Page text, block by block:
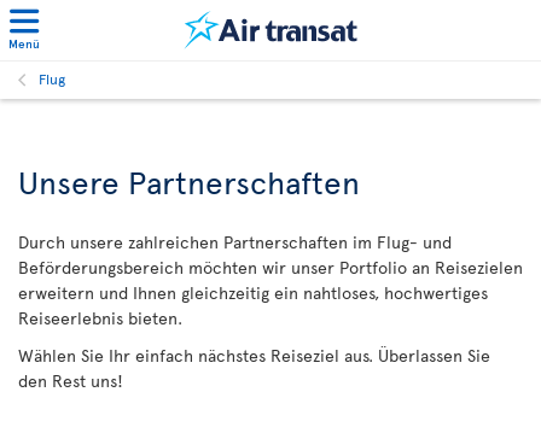
Menü
Flug
Unsere Partnerschaften
Durch unsere zahlreichen Partnerschaften im Flug- und
Beförderungsbereich möchten wir unser Portfolio an Reisezielen
erweitern und Ihnen gleichzeitig ein nahtloses, hochwertiges
Reiseerlebnis bieten.
Wählen Sie Ihr einfach nächstes Reiseziel aus. Überlassen Sie
den Rest uns!